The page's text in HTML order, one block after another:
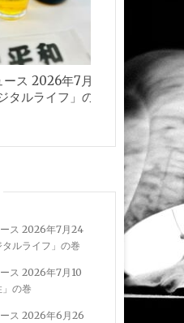
ス 2026年7月24
タルライフ」の巻
揺れて
日
ス 2026年7月24
ルライフ」の巻
ス 2026年7月10
」の巻
ス 2026年6月26